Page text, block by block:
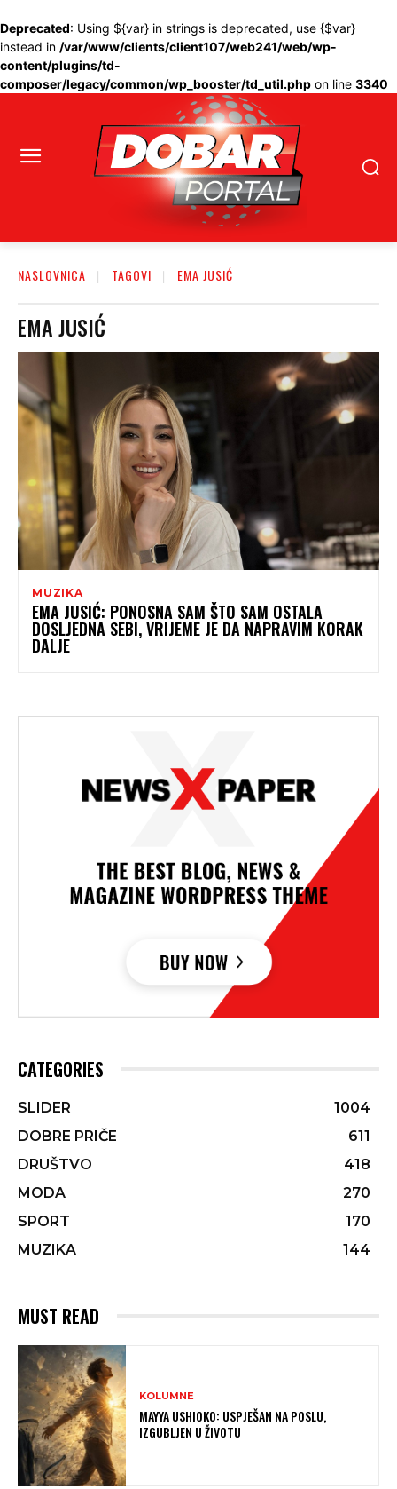
Deprecated: Using ${var} in strings is deprecated, use {$var}
instead in /var/www/clients/client107/web241/web/wp-
content/plugins/td-
composer/legacy/common/wp_booster/td_util.php on line 3340
NASLOVNICA TAGOVI EMA JUSIĆ
EMA JUSIĆ
MUZIKA
EMA JUSIĆ: PONOSNA SAM ŠTO SAM OSTALA
DOSLJEDNA SEBI, VRIJEME JE DA NAPRAVIM KORAK
DALJE
CATEGORIES
SLIDER
1004
DOBRE PRIČE
611
DRUŠTVO
418
MODA
270
SPORT
170
MUZIKA
144
MUST READ
KOLUMNE
MAYYA USHIOKO: USPJEŠAN NA POSLU,
IZGUBLJEN U ŽIVOTU